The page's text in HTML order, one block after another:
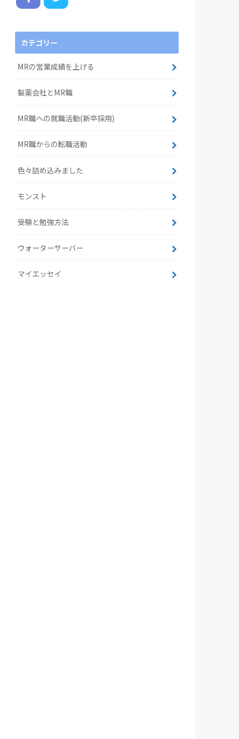
カテゴリー
MRの営業成績を上げる
製薬会社とMR職
MR職への就職活動(新卒採用)
MR職からの転職活動
色々詰め込みました
モンスト
受験と勉強方法
ウォーターサーバー
マイエッセイ